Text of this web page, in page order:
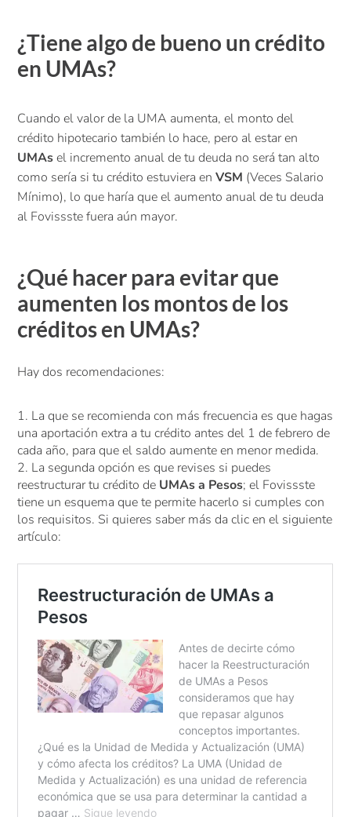
¿Tiene algo de bueno un crédito
en UMAs?
Cuando el valor de la UMA aumenta, el monto del
crédito hipotecario también lo hace, pero al estar en
UMAsel incremento anual de tu deuda no será tan alto
como sería si tu crédito estuviera enVSM (Veces Salario
Mínimo), lo que haría que el aumento anual de tu deuda
al Fovissste fuera aún mayor.
¿Qué hacer para evitar que
aumenten los montos de los
créditos en UMAs?
Hay dos recomendaciones:
La que se recomienda con más frecuencia es que hagas
una aportación extra a tu crédito antes del 1 de febrero de
cada año, para que el saldo aumente en menor medida.
La segunda opción es que revises si puedes
reestructurar tu crédito de UMAs a Pesos; el Fovissste
tiene un esquema que te permite hacerlo si cumples con
los requisitos. Si quieres saber más da clic en el siguiente
artículo: